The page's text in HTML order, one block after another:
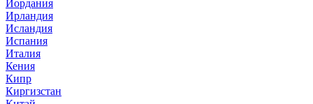
Иордания
Ирландия
Исландия
Испания
Италия
Кения
Кипр
Киргизстан